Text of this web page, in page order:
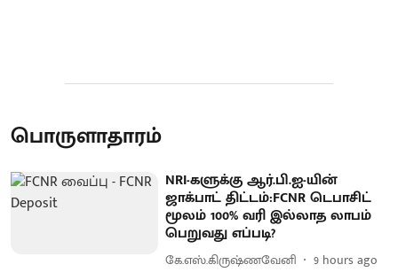
பொருளாதாரம்
NRI-களுக்கு ஆர்.பி.ஐ-யின்
ஜாக்பாட் திட்டம்:FCNR டெபாசிட்
மூலம் 100% வரி இல்லாத லாபம்
பெறுவது எப்படி?
கே.எஸ்.கிருஷ்ணவேனி 9 hours ago